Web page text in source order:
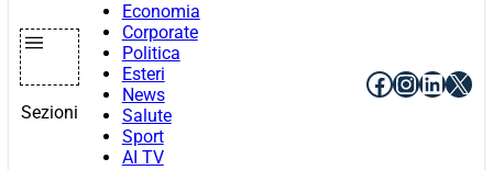
Sezioni
Economia
Corporate
Politica
Esteri
News
Salute
Sport
AI TV
Facebook
X